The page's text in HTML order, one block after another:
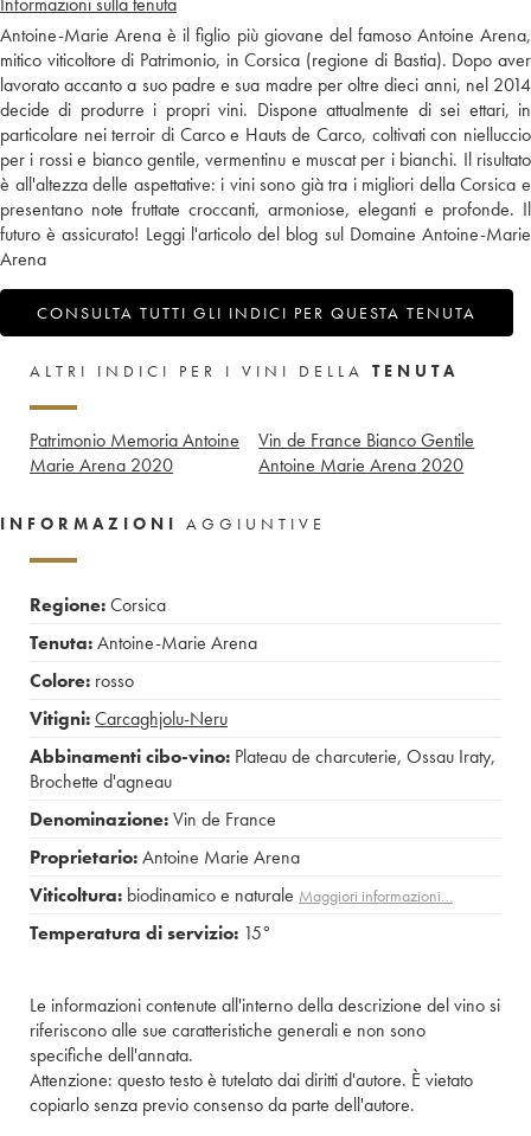
Antoine-Marie Arena è il figlio più giovane del famoso Antoine Arena,
mitico viticoltore di Patrimonio, in Corsica (regione di Bastia). Dopo aver
lavorato accanto a suo padre e sua madre per oltre dieci anni, nel 2014
decide di produrre i propri vini. Dispone attualmente di sei ettari, in
particolare nei terroir di Carco e Hauts de Carco, coltivati con nielluccio
per i rossi e bianco gentile, vermentinu e muscat per i bianchi. Il risultato
è all'altezza delle aspettative: i vini sono già tra i migliori della Corsica e
presentano note fruttate croccanti, armoniose, eleganti e profonde. Il
futuro è assicurato! Leggi l'articolo del blog sul Domaine Antoine-Marie
Arena
CONSULTA TUTTI GLI INDICI PER QUESTA TENUTA
ALTRI INDICI PER I VINI DELLA TENUTA
Patrimonio Memoria Antoine
Marie Arena 2020
Vin de France Bianco Gentile
Antoine Marie Arena 2020
INFORMAZIONI AGGIUNTIVE
Regione:Corsica
Tenuta:Antoine-Marie Arena
Colore: rosso
Vitigni:Carcaghjolu-Neru
Abbinamenti cibo-vino: Plateau de charcuterie, Ossau Iraty,
Brochette d'agneau
Denominazione:Vin de France
Proprietario:Antoine Marie Arena
Viticoltura: biodinamico e naturale Maggiori informazioni…
Temperatura di servizio: 15°
Le informazioni contenute all'interno della descrizione del vino si
riferiscono alle sue caratteristiche generali e non sono
specifiche dell'annata.
Attenzione: questo testo è tutelato dai diritti d'autore. È vietato
copiarlo senza previo consenso da parte dell'autore.